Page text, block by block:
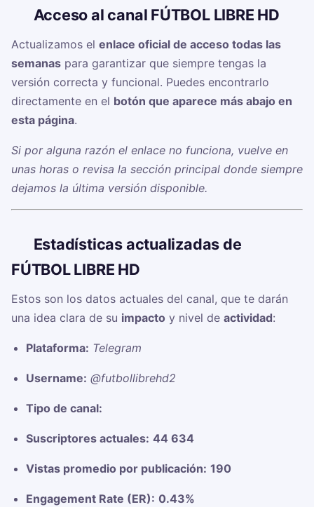
Acceso al canal FÚTBOL LIBRE HD
Actualizamos el enlace oficial de acceso todas las
semanas para garantizar que siempre tengas la
versión correcta y funcional. Puedes encontrarlo
directamente en el botón que aparece más abajo en
esta página.
Si por alguna razón el enlace no funciona, vuelve en
unas horas o revisa la sección principal donde siempre
dejamos la última versión disponible.
Estadísticas actualizadas de
FÚTBOL LIBRE HD
Estos son los datos actuales del canal, que te darán
una idea clara de su impacto y nivel de actividad:
Plataforma: Telegram
Username: @futbollibrehd2
Tipo de canal:
Suscriptores actuales: 44 634
Vistas promedio por publicación: 190
Engagement Rate (ER): 0.43%